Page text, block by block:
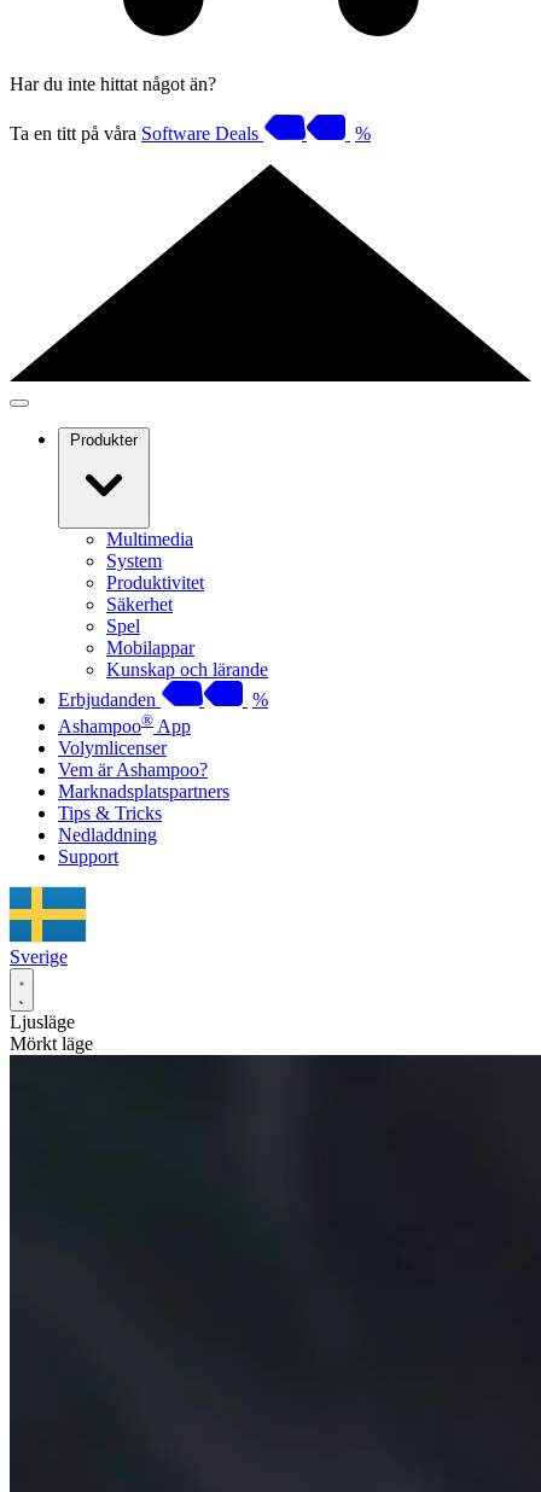
Har du inte hittat något än?
Ta en titt på våra Software Deals %
Produkter
Multimedia
System
Produktivitet
Säkerhet
Spel
Mobilappar
Kunskap och lärande
Erbjudanden
%
Ashampoo® App
Volymlicenser
Vem är Ashampoo?
Marknadsplatspartners
Tips & Tricks
Nedladdning
Support
Sverige
Ljusläge
Mörkt läge